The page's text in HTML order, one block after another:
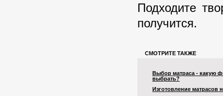
Подходите
получится.
СМОТРИТЕ ТАКЖЕ
Выбор матраса - какую
выбрать?
Изготовление матрасов